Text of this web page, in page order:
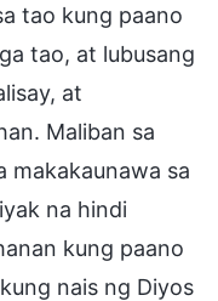
tao kung paano
tao, at lubusang
at
Maliban sa
makakaunawa sa
na hindi
kung paano
nais ng Diyos